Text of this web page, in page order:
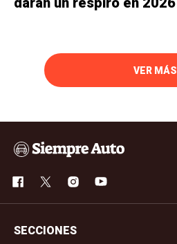
VER MÁS
SECCIONES